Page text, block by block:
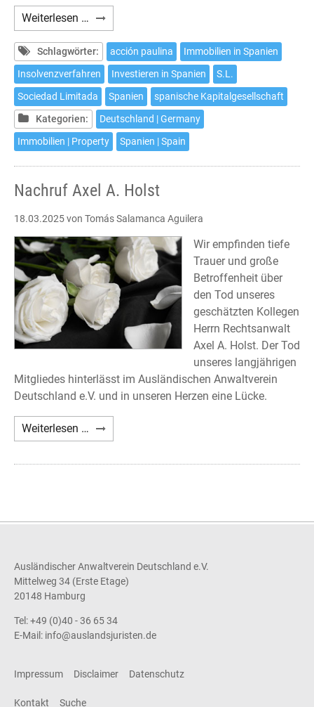
Weiterlesen … Erwerb
einer
Immobilie
von
einer
spanischen
Kapitalgesellschaft
Schlagwörter: acción paulina
Immobilien in Spanien
Insolvenzverfahren
Investieren in Spanien
S.L.
Sociedad Limitada
Spanien
spanische Kapitalgesellschaft
Kategorien:
Deutschland | Germany
Immobilien | Property
Spanien | Spain
Nachruf Axel A. Holst
18.03.2025von Tomás Salamanca Aguilera
Wir empfinden tiefe
Trauer und große
Betroffenheit über
den Tod unseres
geschätzten Kollegen
Herrn Rechtsanwalt
Axel A. Holst. Der Tod
unseres langjährigen
Mitgliedes hinterlässt im Ausländischen Anwaltverein
Deutschland e.V. und in unseren Herzen eine Lücke.
Weiterlesen … Nachruf
Axel
A.
Ausländischer Anwaltverein Deutschland e.V.
Mittelweg 34 (Erste Etage)
20148 Hamburg
Tel: +49 (0)40 - 36 65 34
E-Mail: info@auslandsjuristen.de
Impressum Disclaimer Datenschutz
Kontakt Suche